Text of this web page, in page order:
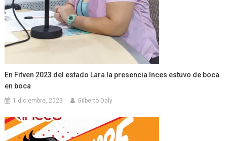
En Fitven 2023 del estado Lara la presencia Inces estuvo de boca
en boca
1 diciembre, 2023 Gilberto Daly